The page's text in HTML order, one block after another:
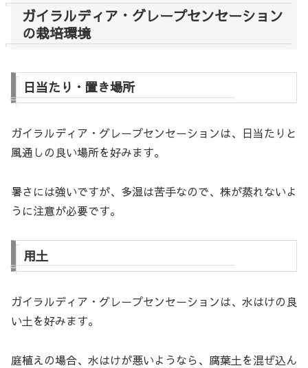
ガイラルディア・グレープセンセーション
の栽培環境
日当たり・置き場所
ガイラルディア・グレープセンセーションは、日当たりと
風通しの良い場所を好みます。
暑さには強いですが、多湿は苦手なので、株が蒸れないよ
うに注意が必要です。
用土
ガイラルディア・グレープセンセーションは、水はけの良
い土を好みます。
庭植えの場合、水はけが悪いようなら、腐葉土を混ぜ込ん